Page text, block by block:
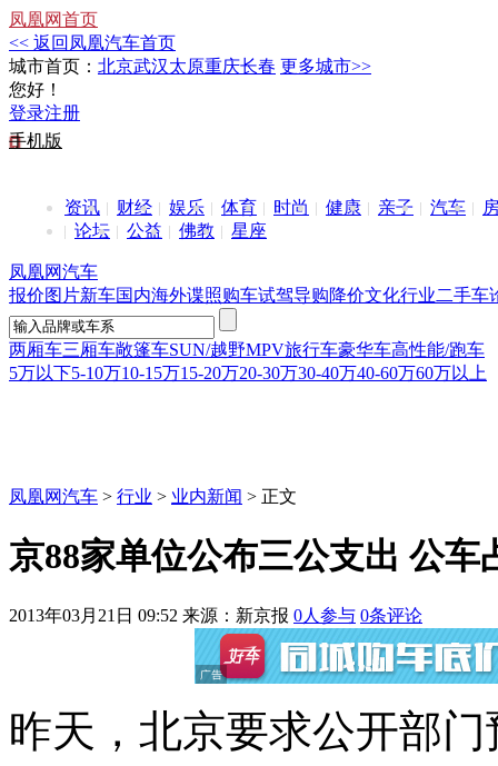
凤凰网首页
<< 返回凤凰汽车首页
城市首页： 北京武汉太原重庆长春 更多城市>>
您好！
登录注册
手机版
资讯 财经 娱乐 体育 时尚 健康 亲子 汽车
论坛
公益 佛教 星座
凤凰网汽车
报价图片新车国内海外谍照购车试驾导购降价文化行业二手车
两厢车三厢车敞篷车SUN/越野MPV旅行车豪华车高性能/跑车
5万以下5-10万10-15万15-20万20-30万30-40万40-60万60万以上
凤凰网汽车 > 行业 > 业内新闻 > 正文
京88家单位公布三公支出 公车
2013年03月21日 09:52 来源：新京报 0人参与 0条评论
昨天，北京要求公开部